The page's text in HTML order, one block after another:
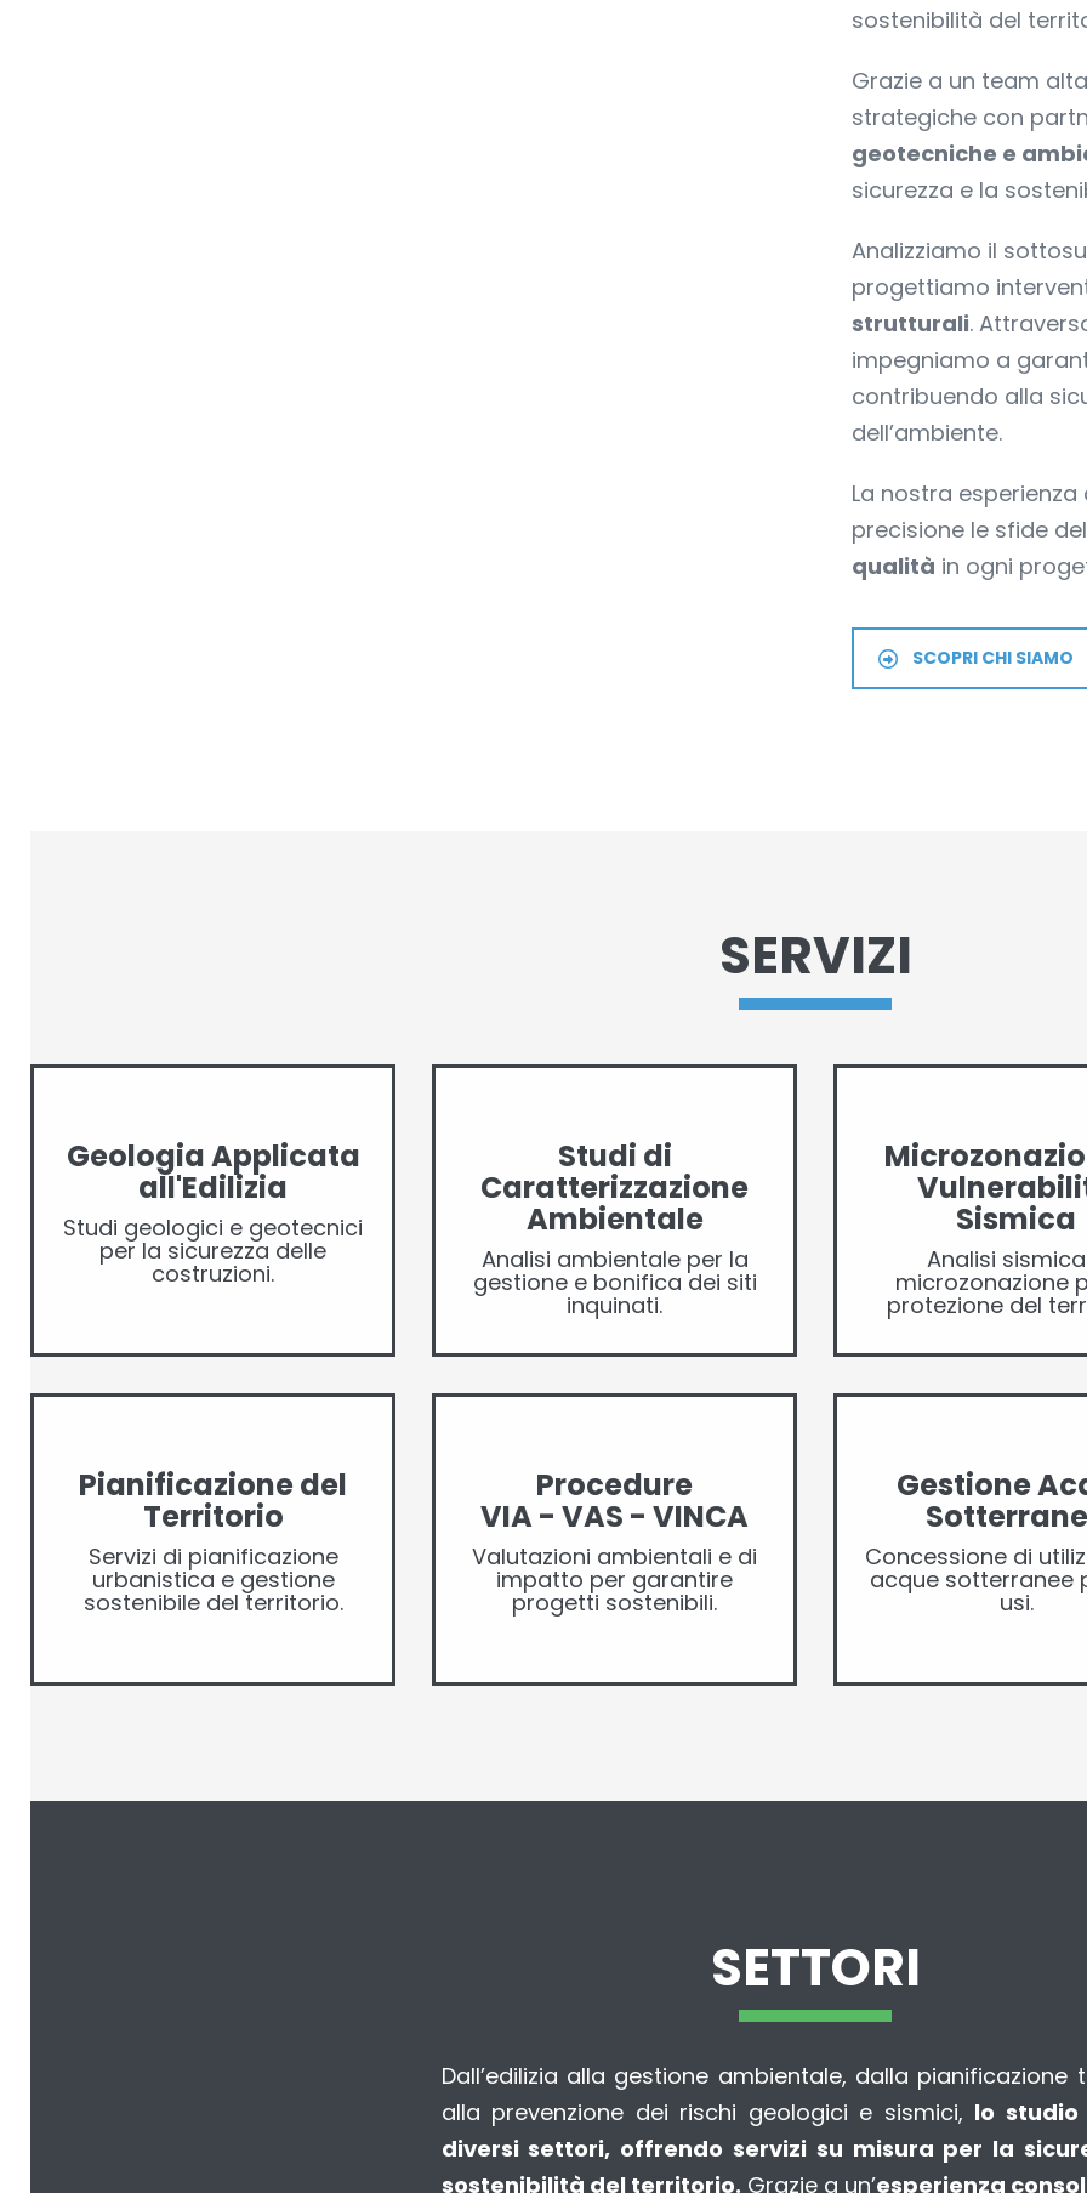
sostenibilità del
Grazie a un team
strategiche con
geotecniche e
sicurezza e la
Analizziamo il
progettiamo
strutturali.
impegniamo a
contribuendo alla
dell’ambiente.
La nostra
precisione le sfide
qualità in ogni
SCOPRI CHI SIAMO
SERVIZI
Geologia Applicata
all'Edilizia
Studi geologici e geotecnici
per la sicurezza delle
costruzioni.
Studi di
Caratterizzazione
Ambientale
Analisi ambientale per la
gestione e bonifica dei siti
inquinati.
Sismica
Analisi
microzonazione
protezione del
Pianificazione del
Territorio
Servizi di pianificazione
urbanistica e gestione
sostenibile del territorio.
Procedure
VIA - VAS - VINCA
Valutazioni ambientali e di
impatto per garantire
progetti sostenibili.
Gestione
Concessione di
acque sotterranee
usi.
SETTORI
Dall’edilizia alla gestione ambientale, dalla pianificazione
alla prevenzione dei rischi geologici e sismici, lo
diversi settori, offrendo servizi su misura per la
sostenibilità del territorio. Grazie a un’esperienza